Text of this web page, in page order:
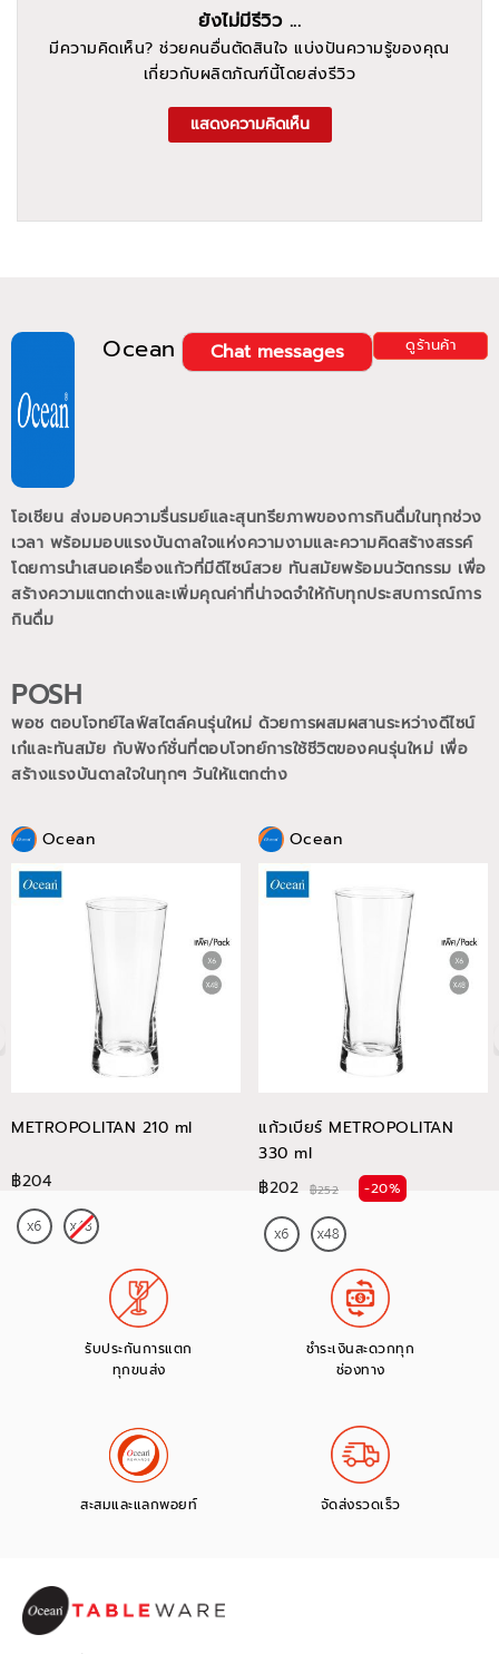
Ocean ดูร้านค้า
Chat messages
โอเชียน ส่งมอบความรื่นรมย์และสุนทรียภาพของการกินดื่มในทุกช่วง
เวลา พร้อมมอบแรงบันดาลใจแห่งความงามและความคิดสร้างสรรค์
โดยการนำเสนอเครื่องแก้วที่มีดีไซน์สวย ทันสมัยพร้อมนวัตกรรม เพื่อ
สร้างความแตกต่างและเพิ่มคุณค่าที่น่าจดจำให้กับทุกประสบการณ์การ
กินดื่ม
POSH
พอช ตอบโจทย์ไลฟ์สไตล์คนรุ่นใหม่ ด้วยการผสมผสานระหว่างดีไซน์
เก๋และทันสมัย กับฟังก์ชั่นที่ตอบโจทย์การใช้ชีวิตของคนรุ่นใหม่ เพื่อ
สร้างแรงบันดาลใจในทุกๆ วันให้แตกต่าง
Ocean
METROPOLITAN 210 ml
฿204
Ocean
แก้วเบียร์ METROPOLITAN
330 ml
฿202
฿252 -20%
ยังไม่มีรีวิว ...
มีความคิดเห็น? ช่วยคนอื่นตัดสินใจ แบ่งปันความรู้ของคุณ
เกี่ยวกับผลิตภัณฑ์นี้โดยส่งรีวิว
แสดงความคิดเห็น
รับประกันการแตก
ทุกขนส่ง
ชำระเงินสะดวกทุก
ช่องทาง
สะสมและแลกพอยท์ จัดส่งรวดเร็ว